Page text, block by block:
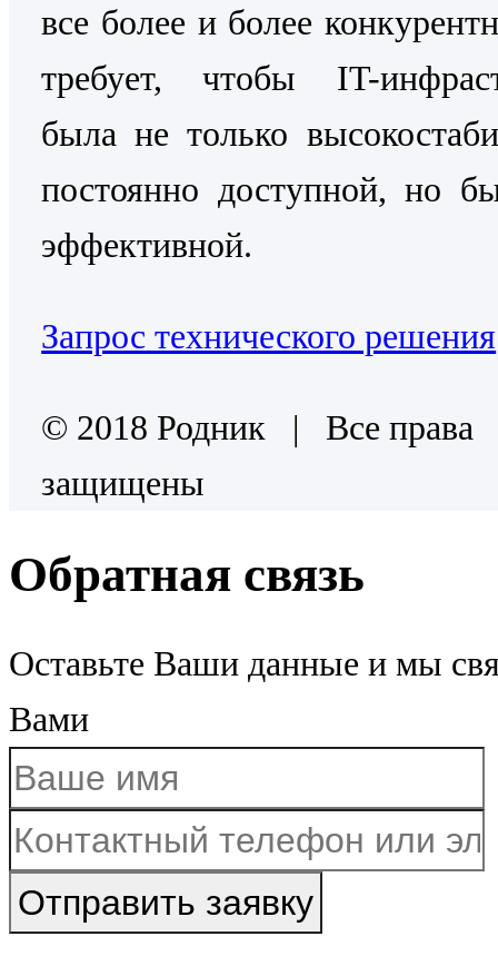
все более и более
требует, чтобы IT-
была не только
постоянно доступной, но
эффективной.
Запрос технического решения
© 2018 Родник | Все права
защищены
Обратная связь
Оставьте Ваши данные и мы
Вами